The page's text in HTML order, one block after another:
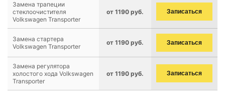
Замена трапеции
стеклоочистителя
Volkswagen Transporter
от 1190 руб. Записаться
Замена стартера
Volkswagen Transporter
от 1190 руб. Записаться
Замена регулятора
холостого хода Volkswagen
Transporter
от 1190 руб. Записаться